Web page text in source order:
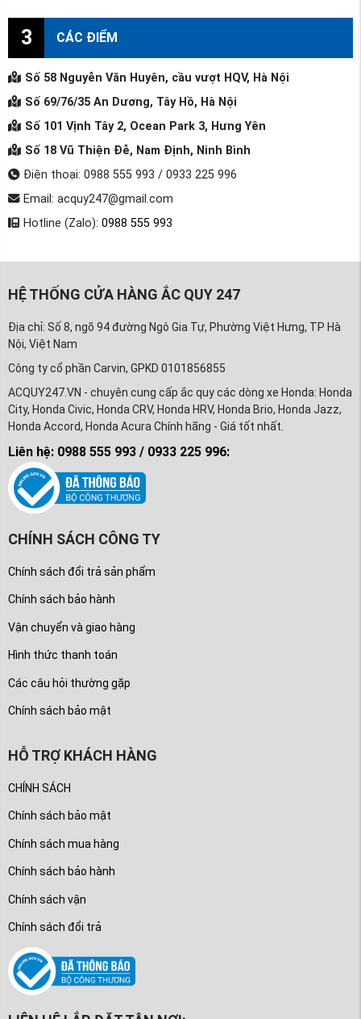
3 CÁC ĐIỂM
Số 58 Nguyễn Văn Huyên, cầu vượt HQV, Hà Nội
Số 69/76/35 An Dương, Tây Hồ, Hà Nội
Số 101 Vịnh Tây 2, Ocean Park 3, Hưng Yên
Số 18 Vũ Thiện Đễ, Nam Định, Ninh Bình
Điện thoại: 0988 555 993 / 0933 225 996
Email: acquy247@gmail.com
Hotline (Zalo): 0988 555 993
HỆ THỐNG CỬA HÀNG ẮC QUY 247
Địa chỉ: Số 8, ngõ 94 đường Ngô Gia Tự, Phường Việt Hưng, TP Hà
Nội, Việt Nam
Công ty cổ phần Carvin, GPKD 0101856855
ACQUY247.VN - chuyên cung cấp ắc quy các dòng xe Honda: Honda
City, Honda Civic, Honda CRV, Honda HRV, Honda Brio, Honda Jazz,
Honda Accord, Honda Acura Chính hãng - Giá tốt nhất.
Liên hệ: 0988 555 993 / 0933 225 996:
CHÍNH SÁCH CÔNG TY
Chính sách đổi trả sản phẩm
Chính sách bảo hành
Vận chuyển và giao hàng
Hình thức thanh toán
Các câu hỏi thường gặp
Chính sách bảo mật
HỖ TRỢ KHÁCH HÀNG
CHÍNH SÁCH
Chính sách bảo mật
Chính sách mua hàng
Chính sách bảo hành
Chính sách vận
Chính sách đổi trả